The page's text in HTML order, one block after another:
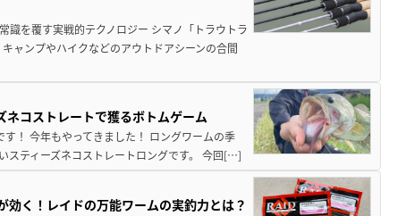
識を覆す実戦的テクノロジー シマノ「トラウトラ
ャンプやハイクなどのアウトドアシーンの合間
コストレートで獲るボトムゲーム
！ 今年もやってきました！ ロングワームの季
スティーズネコストレートロングです。 今回[…]
く！レイドの万能ワームの実釣力とは？